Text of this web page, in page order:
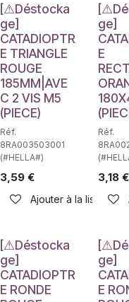
Déstockage
[⚠Déstocka
ge]
CATADIOPTR
E TRIANGLE
ROUGE
185MM|AVE
C 2 VIS M5
(PIECE)
Réf.
8RA003503001
(#HELLA#)
3,59 €
Ajouter à la liste de
ge]
E
Réf.
3,18€
Déstockage
[⚠Déstocka
ge]
CATADIOPTR
E RONDE
ge]
E